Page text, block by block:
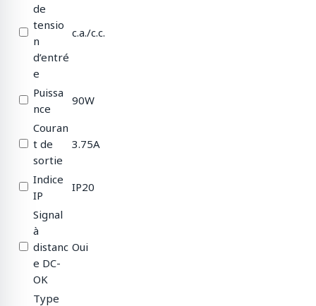
de
tensio
n
d’entré
e
c.a./c.c.
Puissa
nce
90W
Couran
t de
sortie
3.75A
Indice
IP
IP20
Signal
à
distanc
e DC-
OK
Oui
Type